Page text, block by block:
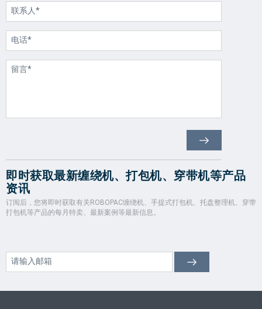
即时获取最新缠绕机、打包机、穿带机等产品
资讯
订阅后，您将即时获取有关ROBOPAC缠绕机、手提式打包机、托盘整理机、穿带
打包机等产品的每月特卖、最新案例等最新信息。